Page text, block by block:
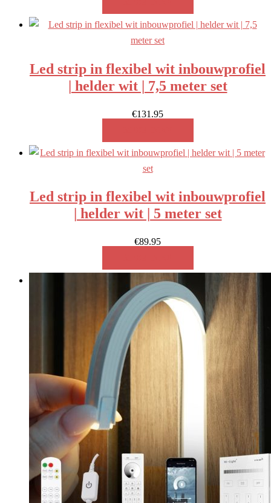
Led strip in flexibel wit inbouwprofiel
| helder wit | 7,5 meter set
€131.95
Led strip in flexibel wit inbouwprofiel
| helder wit | 5 meter set
€89.95